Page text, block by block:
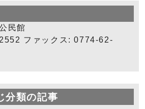
民館
ファックス: 0774-62-
分類の記事